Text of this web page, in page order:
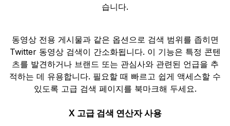
습니다.
동영상 전용 게시물과 같은 옵션으로 검색 범위를 좁히면
Twitter 동영상 검색이 간소화됩니다. 이 기능은 특정 콘텐
츠를 발견하거나 브랜드 또는 관심사와 관련된 언급을 추
적하는 데 유용합니다. 필요할 때 빠르고 쉽게 액세스할 수
있도록 고급 검색 페이지를 북마크해 두세요.
X 고급 검색 연산자 사용